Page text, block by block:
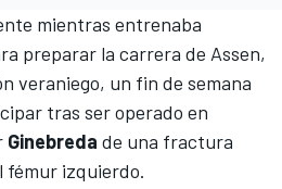
mientras entrenaba
preparar la carrera de Assen,
veraniego, un fin de semana
tras ser operado en
Ginebreda de una fractura
fémur izquierdo.